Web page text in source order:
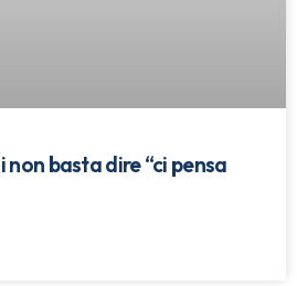
non basta dire “ci pensa